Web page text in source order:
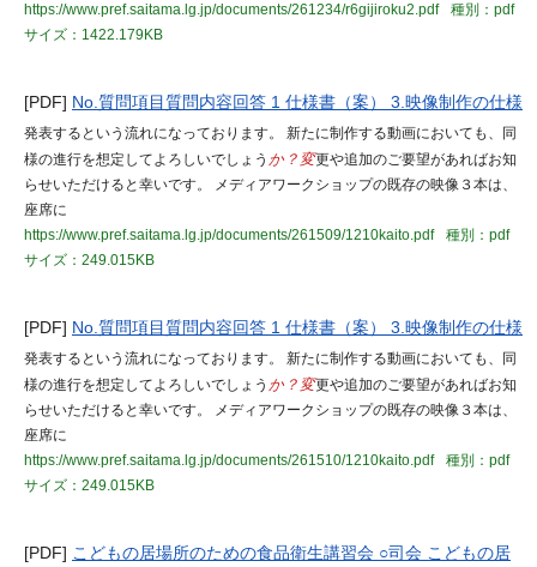
https://www.pref.saitama.lg.jp/documents/261234/r6gijiroku2.pdf
種別：pdf
サイズ：1422.179KB
[PDF] No.質問項目質問内容回答 1 仕様書（案） 3.映像制作の仕様
発表するという流れになっております。 新たに制作する動画においても、同
様の進行を想定してよろしいでしょう か？変更や追加のご要望があればお知
らせいただけると幸いです。 メディアワークショップの既存の映像３本は、
座席に
https://www.pref.saitama.lg.jp/documents/261509/1210kaito.pdf
種別：pdf
サイズ：249.015KB
[PDF] No.質問項目質問内容回答 1 仕様書（案） 3.映像制作の仕様
発表するという流れになっております。 新たに制作する動画においても、同
様の進行を想定してよろしいでしょう か？変更や追加のご要望があればお知
らせいただけると幸いです。 メディアワークショップの既存の映像３本は、
座席に
https://www.pref.saitama.lg.jp/documents/261510/1210kaito.pdf
種別：pdf
サイズ：249.015KB
[PDF] こどもの居場所のための食品衛生講習会 ○司会 こどもの居